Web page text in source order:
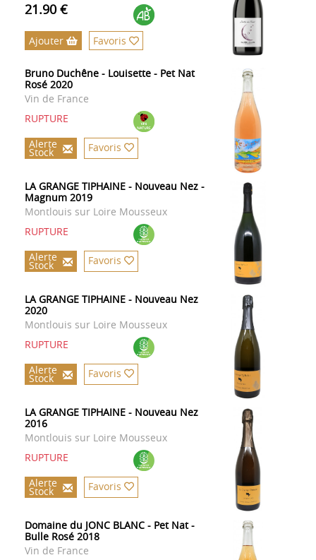
21.90 €
Ajouter Favoris
Bruno Duchêne - Louisette - Pet Nat
Rosé 2020
Vin de France
RUPTURE
Alerte
Stock Favoris
LA GRANGE TIPHAINE - Nouveau Nez -
Magnum 2019
Montlouis sur Loire Mousseux
RUPTURE
Alerte
Stock Favoris
LA GRANGE TIPHAINE - Nouveau Nez
2020
Montlouis sur Loire Mousseux
RUPTURE
Alerte
Stock Favoris
LA GRANGE TIPHAINE - Nouveau Nez
2016
Montlouis sur Loire Mousseux
RUPTURE
Alerte
Stock Favoris
Domaine du JONC BLANC - Pet Nat -
Bulle Rosé 2018
Vin de France